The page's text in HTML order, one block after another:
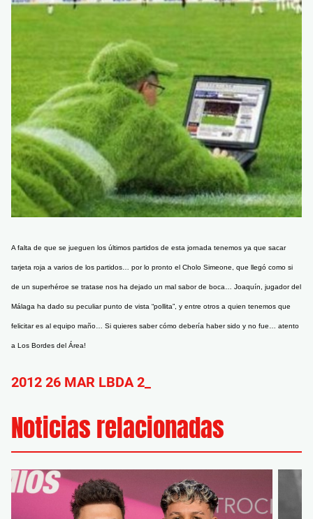
A falta de que se jueguen los últimos partidos de esta jornada tenemos ya que sacar
tarjeta roja a varios de los partidos… por lo pronto el Cholo Simeone, que llegó como si
de un superhéroe se tratase nos ha dejado un mal sabor de boca… Joaquín, jugador del
Málaga ha dado su peculiar punto de vista “pollita”, y entre otros a quien tenemos que
felicitar es al equipo maño… Si quieres saber cómo debería haber sido y no fue… atento
a Los Bordes del Área!
2012 26 MAR LBDA 2_
Noticias relacionadas